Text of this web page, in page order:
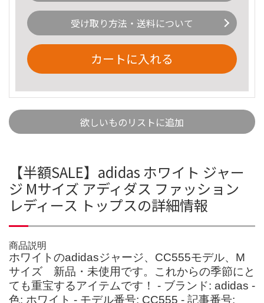
受け取り方法・送料について
カートに入れる
欲しいものリストに追加
【半額SALE】adidas ホワイト ジャー
ジ Mサイズ アディダス ファッション
レディース トップスの詳細情報
商品説明
ホワイトのadidasジャージ、CC555モデル、M
サイズ 新品・未使用です。これからの季節にと
ても重宝するアイテムです！ - ブランド: adidas -
色: ホワイト - モデル番号: CC555 - 記事番号: